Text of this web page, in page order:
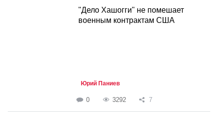
"Дело Хашогги" не помешает
военным контрактам США
Юрий Паниев
0 3292 7